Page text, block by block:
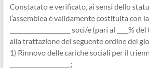
Constatato e verificato, ai sensi dello
l’assemblea è validamente costituita con
_____________________ soci/e (pari al ____%
alla trattazione del seguente ordine del
1) Rinnovo delle cariche sociali per il
_____________________;